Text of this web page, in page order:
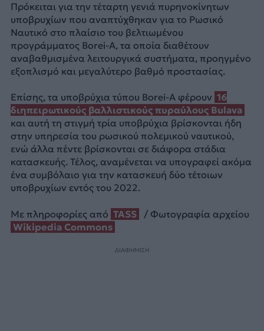
Πρόκειται για την τέταρτη γενιά πυρηνοκίνητων
υποβρυχίων που αναπτύχθηκαν για το Ρωσικό
Ναυτικό στο πλαίσιο του βελτιωμένου
προγράμματος Borei-A, τα οποία διαθέτουν
αναβαθμισμένα λειτουργικά συστήματα, προηγμένο
εξοπλισμό και μεγαλύτερο βαθμό προστασίας.
Επίσης, τα υποβρύχια τύπου Borei-A φέρουν 16
διηπειρωτικούς βαλλιστικούς πυραύλους Bulava
και αυτή τη στιγμή τρία υποβρύχια βρίσκονται ήδη
στην υπηρεσία του ρωσικού πολεμικού ναυτικού,
ενώ άλλα πέντε βρίσκονται σε διάφορα στάδια
κατασκευής. Τέλος, αναμένεται να υπογραφεί ακόμα
ένα συμβόλαιο για την κατασκευή δύο τέτοιων
υποβρυχίων εντός του 2022.
Με πληροφορίες από TASS
/ Φωτογραφία αρχείου
Wikipedia Commons
ΔΙΑΦΗΜΙΣΗ